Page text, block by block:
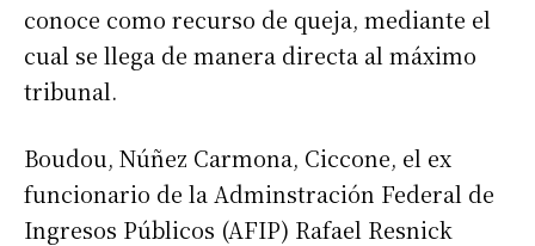
conoce como recurso de queja, mediante el
cual se llega de manera directa al máximo
tribunal.
Boudou, Núñez Carmona, Ciccone, el ex
funcionario de la Adminstración Federal de
Ingresos Públicos (AFIP) Rafael Resnick